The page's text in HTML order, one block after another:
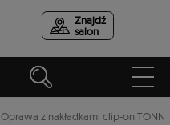
Znajdź
salon
Oprawa z nakładkami clip-on TONNY